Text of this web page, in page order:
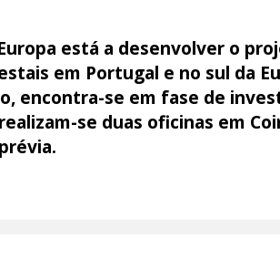
está a desenvolver o
em Portugal e no sul da
encontra-se em fase de
se duas oficinas em